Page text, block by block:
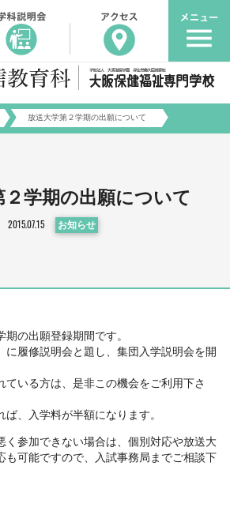
放送大学第２学期の出願について
２学期の出願について
2015.07.15 お知らせ
の出願登録期間です。
に履修説明会と題し、集団入学説明会を開
ている方は、是非この機会をご利用下さ
ば、入学料が半額になります。
く参加できない場合は、個別対応や放送大
も可能ですので、入試事務局までご相談下